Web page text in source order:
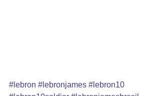
#lebron #lebronjames #lebron10